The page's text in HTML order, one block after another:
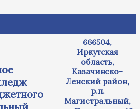
666504,
Иркутская
область,
Казачинско-
Ленский район,
р.п.
Магистральный,